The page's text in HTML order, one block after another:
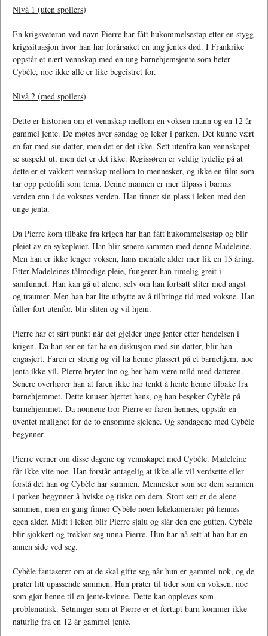
Nivå 1 (uten spoilers)
En krigsveteran ved navn Pierre har fått hukommelsestap etter en stygg
krigssituasjon hvor han har forårsaket en ung jentes død. I Frankrike
oppstår et nært vennskap med en ung barnehjemsjente som heter
Cybèle, noe ikke alle er like begeistret for.
Nivå 2 (med spoilers)
Dette er historien om et vennskap mellom en voksen mann og en 12 år
gammel jente. De møtes hver søndag og leker i parken. Det kunne vært
en far med sin datter, men det er det ikke. Sett utenfra kan vennskapet
se suspekt ut, men det er det ikke. Regissøren er veldig tydelig på at
dette er et vakkert vennskap mellom to mennesker, og ikke en film som
tar opp pedofili som tema. Denne mannen er mer tilpass i barnas
verden enn i de voksnes verden. Han finner sin plass i leken med den
unge jenta.
Da Pierre kom tilbake fra krigen har han fått hukommelsestap og blir
pleiet av en sykepleier. Han blir senere sammen med denne Madeleine.
Men han er ikke lenger voksen, hans mentale alder mer lik en 15 åring.
Etter Madeleines tålmodige pleie, fungerer han rimelig greit i
samfunnet. Han kan gå ut alene, selv om han fortsatt sliter med angst
og traumer. Men han har lite utbytte av å tilbringe tid med voksne. Han
faller fort utenfor, blir sliten og vil hjem.
Pierre har et sårt punkt når det gjelder unge jenter etter hendelsen i
krigen. Da han ser en far ha en diskusjon med sin datter, blir han
engasjert. Faren er streng og vil ha henne plassert på et barnehjem, noe
jenta ikke vil. Pierre bryter inn og ber ham være mild med datteren.
Senere overhører han at faren ikke har tenkt å hente henne tilbake fra
barnehjemmet. Dette knuser hjertet hans, og han besøker Cybèle på
barnehjemmet. Da nonnene tror Pierre er faren hennes, oppstår en
uventet mulighet for de to ensomme sjelene. Og søndagene med Cybèle
begynner.
Pierre verner om disse dagene og vennskapet med Cybèle. Madeleine
får ikke vite noe. Han forstår antagelig at ikke alle vil verdsette eller
forstå det han og Cybèle har sammen. Mennesker som ser dem sammen
i parken begynner å hviske og tiske om dem. Stort sett er de alene
sammen, men en gang finner Cybèle noen lekekamerater på hennes
egen alder. Midt i leken blir Pierre sjalu og slår den ene gutten. Cybèle
blir sjokkert og trekker seg unna Pierre. Hun har nå sett at han har en
annen side ved seg.
Cybèle fantaserer om at de skal gifte seg når hun er gammel nok, og de
prater litt upassende sammen. Hun prater til tider som en voksen, noe
som gjør henne til en jente-kvinne. Dette kan oppleves som
problematisk. Setninger som at Pierre er et fortapt barn kommer ikke
naturlig fra en 12 år gammel jente.